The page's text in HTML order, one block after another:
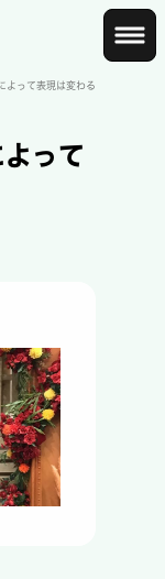
よって表現は変わる
って